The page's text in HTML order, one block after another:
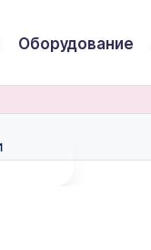
Оборудование